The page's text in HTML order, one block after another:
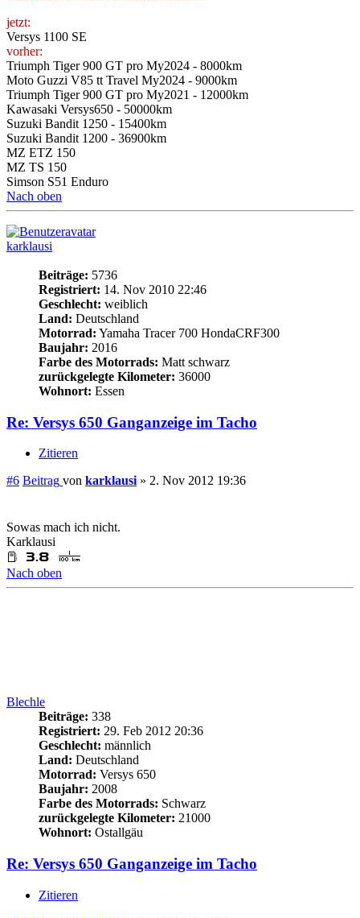
vorher:
Triumph Tiger 900 GT pro My2024 - 8000km
Moto Guzzi V85 tt Travel My2024 - 9000km
Triumph Tiger 900 GT pro My2021 - 12000km
Kawasaki Versys650 - 50000km
Suzuki Bandit 1250 - 15400km
Suzuki Bandit 1200 - 36900km
MZ ETZ 150
MZ TS 150
Simson S51 Enduro
Nach oben
karklausi
Beiträge:
Geschlecht:weiblich
Land:Deutschland
Motorrad:Yamaha Tracer 700 HondaCRF300
Baujahr:2016
Farbe des Motorrads:Matt schwarz
zurückgelegte Kilometer:
Wohnort:Essen
Re: Versys 650 Ganganzeige im Tacho
Zitieren
Beitrag von
Nach oben
Blechle
zurückgelegte Kilometer:
Wohnort: Ostallgäu
Re: Versys 650 Ganganzeige im Tacho
Zitieren
Beitrag vonBlechle»4. Mär 2013 11:33
Hallo Enrico,
auf einer kleinen und sehr kalten Runde konnte ich endlich die von
Das Ding ist einfach spitze! Schaut aus, als wäre es orginal,